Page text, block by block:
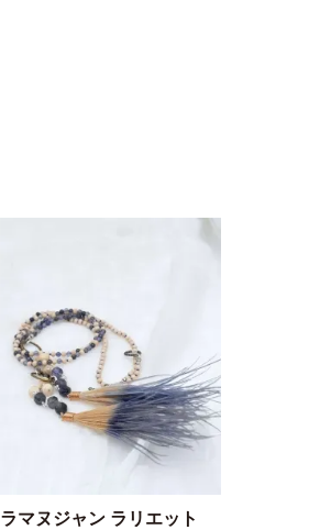
ラマヌジャン ラリエット